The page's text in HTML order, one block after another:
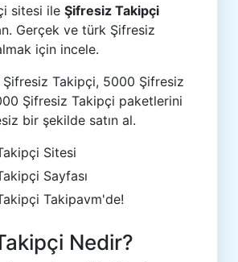
sitesi ileŞifresiz Takipçi
Gerçek ve türk Şifresiz
için incele.
Şifresiz Takipçi, 5000 Şifresiz
Şifresiz Takipçi paketlerini
bir şekilde satın al.
Sitesi
Sayfası
Takipavm'de!
Nedir?